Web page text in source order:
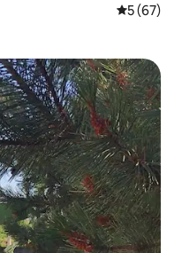
5 de uma
5 (67)